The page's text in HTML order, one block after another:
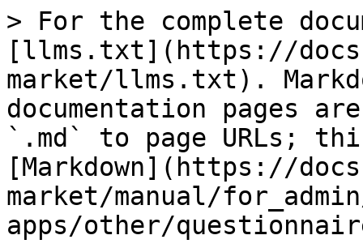
> For the complete
[llms.txt](https://
market/llms.txt).
documentation pages
`.md` to page URLs;
[Markdown](https://
market/manual/
apps/other/